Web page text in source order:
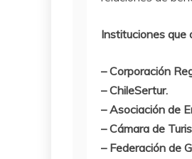
Instituciones que
– Corporación
– ChileSertur.
– Asociación de
– Cámara de
– Federación de